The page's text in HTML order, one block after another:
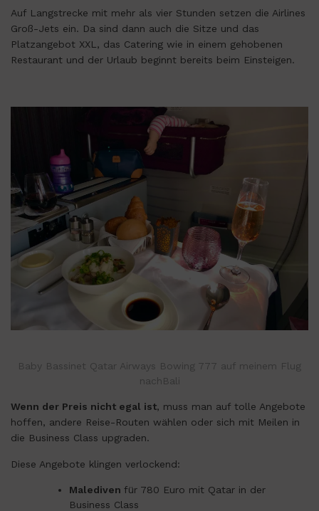
Auf Langstrecke mit mehr als vier Stunden setzen die Airlines
Groß-Jets ein. Da sind dann auch die Sitze und das
Platzangebot XXL, das Catering wie in einem gehobenen
Restaurant und der Urlaub beginnt bereits beim Einsteigen.
Baby Bassinet Qatar Airways Bowing 777 auf meinem Flug
nachBali
Wenn der Preis nicht egal ist, muss man auf tolle Angebote
hoffen, andere Reise-Routen wählen oder sich mit Meilen in
die Business Class upgraden.
Diese Angebote klingen verlockend:
Malediven für 780 Euro mit Qatar in der
Business Class